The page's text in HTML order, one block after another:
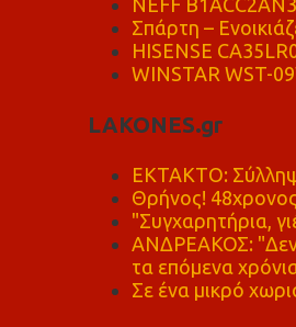
Σπάρτη –
HISENSE
WINSTAR WST-
LAKONES.gr
ΕΚΤΑΚΤΟ:
Θρήνος!
"Συγχαρητήρια,
ΑΝΔΡΕΑΚΟΣ: "Δεν
τα επόμενα
Σε ένα μικρό